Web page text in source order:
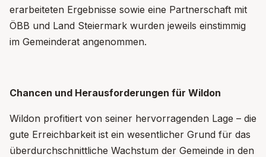
erarbeiteten Ergebnisse sowie eine Partnerschaft mit
ÖBB und Land Steiermark wurden jeweils einstimmig
im Gemeinderat angenommen.
Chancen und Herausforderungen für Wildon
Wildon profitiert von seiner hervorragenden Lage – die
gute Erreichbarkeit ist ein wesentlicher Grund für das
überdurchschnittliche Wachstum der Gemeinde in den